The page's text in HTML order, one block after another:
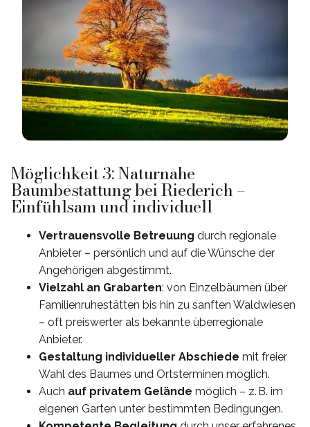
Möglichkeit 3: Naturnahe
Baumbestattung bei Riederich –
Einfühlsam und individuell
Vertrauensvolle Betreuung durch regionale
Anbieter – persönlich und auf die Wünsche der
Angehörigen abgestimmt.
Vielzahl an Grabarten: von Einzelbäumen über
Familienruhestätten bis hin zu sanften Waldwiesen
– oft preiswerter als bekannte überregionale
Anbieter.
Gestaltung individueller Abschiede mit freier
Wahl des Baumes und Ortsterminen möglich.
Auch auf privatem Gelände möglich – z. B. im
eigenen Garten unter bestimmten Bedingungen.